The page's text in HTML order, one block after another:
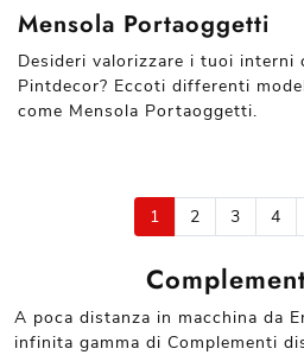
Mensola Portaoggetti
Desideri valorizzare i tuoi interni
Pintdecor? Eccoti differenti
come Mensola Portaoggetti.
1 2 3 4
A poca distanza in macchina da
infinita gamma di Complementi